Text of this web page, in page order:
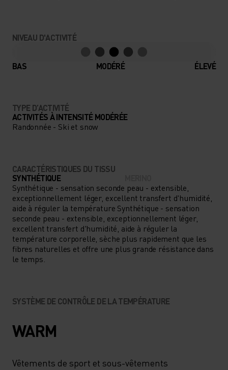
NIVEAU D'ACTIVITÉ
BAS MODÉRÉ ÉLEVÉ
TYPE D’ACTIVITÉ
ACTIVITÉS À INTENSITÉ MODÉRÉE
Randonnée - Ski et snow
CARACTÉRISTIQUES DU TISSU
SYNTHÉTIQUE
Synthétique - sensation seconde peau - extensible,
exceptionnellement léger, excellent transfert d'humidité,
aide à réguler la température Synthétique - sensation
seconde peau - extensible, exceptionnellement léger,
excellent transfert d'humidité, aide à réguler la
température corporelle, sèche plus rapidement que les
fibres naturelles et offre une plus grande résistance dans
le temps.
SYSTÈME DE CONTRÔLE DE LA TEMPÉRATURE
WARM
Vêtements de sport et sous-vêtements